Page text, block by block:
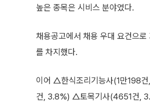
높은 종목은 시비스 분야였다.
채용공고에서 채용 우대 요건으
를 차지했다.
이어 △한식조리기능사(1만198
건, 3.8%) △토목기사(4651건,